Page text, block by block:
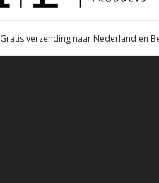
Gratis verzending naar Nederland en